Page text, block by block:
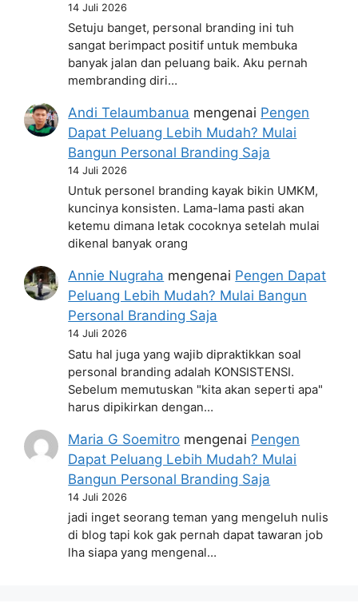
14 Juli 2026
Setuju banget, personal branding ini tuh
sangat berimpact positif untuk membuka
banyak jalan dan peluang baik. Aku pernah
membranding diri…
Andi Telaumbanua mengenai Pengen
Dapat Peluang Lebih Mudah? Mulai
Bangun Personal Branding Saja
14 Juli 2026
Untuk personel branding kayak bikin UMKM,
kuncinya konsisten. Lama-lama pasti akan
ketemu dimana letak cocoknya setelah mulai
dikenal banyak orang
Annie Nugraha mengenai Pengen Dapat
Peluang Lebih Mudah? Mulai Bangun
Personal Branding Saja
14 Juli 2026
Satu hal juga yang wajib dipraktikkan soal
personal branding adalah KONSISTENSI.
Sebelum memutuskan "kita akan seperti apa"
harus dipikirkan dengan…
Maria G Soemitro mengenai Pengen
Dapat Peluang Lebih Mudah? Mulai
Bangun Personal Branding Saja
14 Juli 2026
jadi inget seorang teman yang mengeluh nulis
di blog tapi kok gak pernah dapat tawaran job
lha siapa yang mengenal…